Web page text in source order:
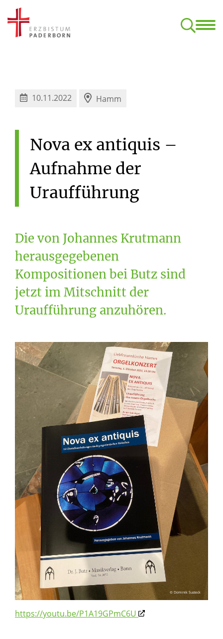
10.11.2022 Hamm
Nova ex antiquis –
Aufnahme der
Uraufführung
Die von Johannes Krutmann
herausgegebenen
Kompositionen bei Butz sind
jetzt im Mitschnitt der
Uraufführung anzuhören.
© Dominik Susteck
https://youtu.be/P1A19GPmC6U